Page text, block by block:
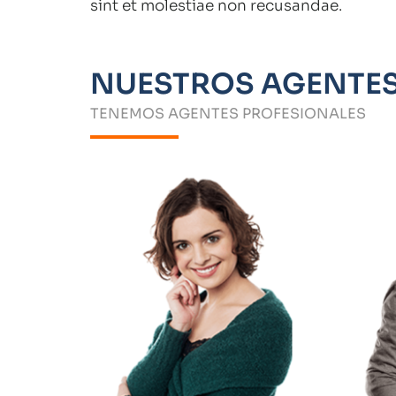
sint et molestiae non recusandae.
NUESTROS
TENEMOS AGENTES PROFESIONALES